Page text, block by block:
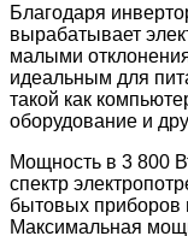
Благодаря
вырабатывает
малыми
идеальным для
такой как
оборудование и
Мощность в 3 800
спектр
бытовых приборов
Максимальная